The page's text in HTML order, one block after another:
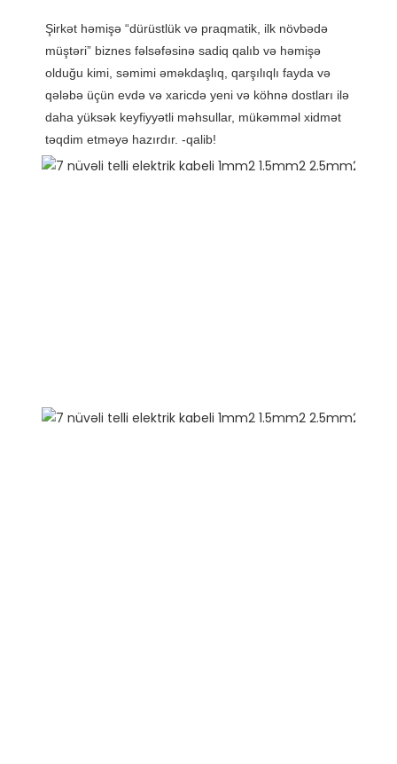
Şirkət həmişə “dürüstlük və praqmatik, ilk növbədə
müştəri” biznes fəlsəfəsinə sadiq qalıb və həmişə
olduğu kimi, səmimi əməkdaşlıq, qarşılıqlı fayda və
qələbə üçün evdə və xaricdə yeni və köhnə dostları ilə
daha yüksək keyfiyyətli məhsullar, mükəmməl xidmət